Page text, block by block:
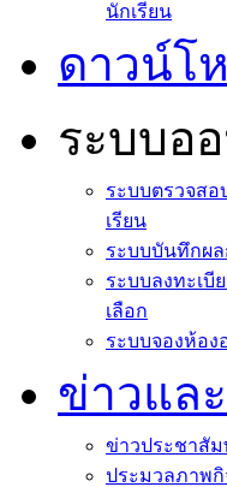
นักเรียน
ดาวน์โ
ระบบอ
ระบบตรวจสอ
เรียน
ระบบบันทึกผล
ระบบลงทะเบี
เลือก
ระบบจองห้อง
ข่าวแล
ข่าวประชาสั
ประมวลภาพกิ